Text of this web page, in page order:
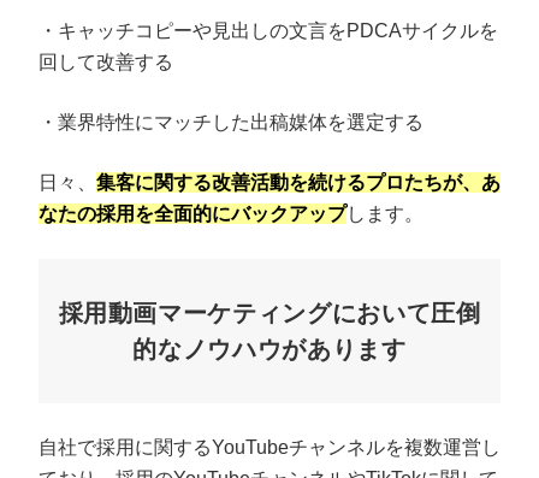
・キャッチコピーや見出しの文言をPDCAサイクルを
回して改善する
・業界特性にマッチした出稿媒体を選定する
日々、 集客に関する改善活動を続けるプロたちが、あ
なたの採用を全面的にバックアップします。
採用動画マーケティングにおいて圧倒
的なノウハウがあります
自社で採用に関するYouTubeチャンネルを複数運営し